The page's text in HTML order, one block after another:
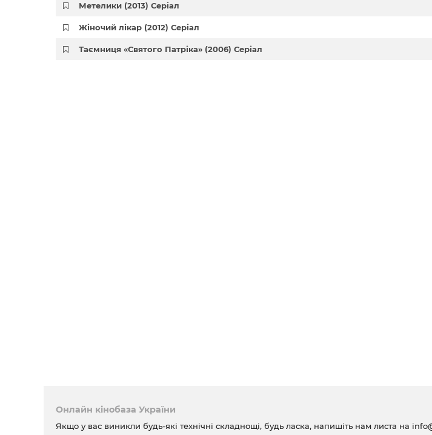
Метелики (2013) Серіал
Жіночий лікар (2012) Серіал
Таємниця «Святого Патріка» (2006) Серіал
Онлайн кінобаза України
Якщо у вас виникли будь-які технічні складнощі, будь ласка, напишіть нам листа на